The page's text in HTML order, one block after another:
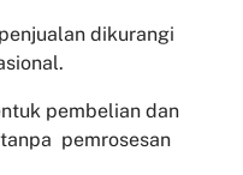
dikurangi
pembelian dan
pemrosesan